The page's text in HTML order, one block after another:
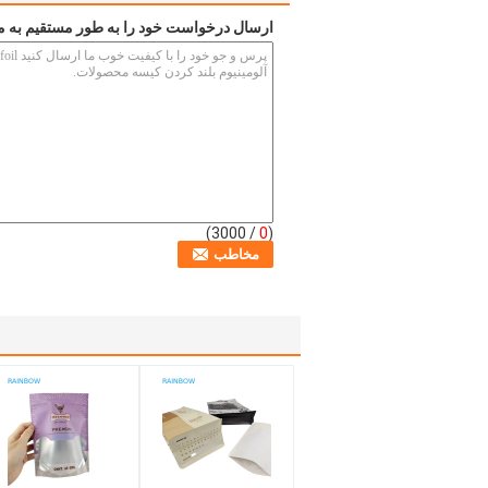
ارسال درخواست خود را به طور مستقیم به
(
0
/ 3000)